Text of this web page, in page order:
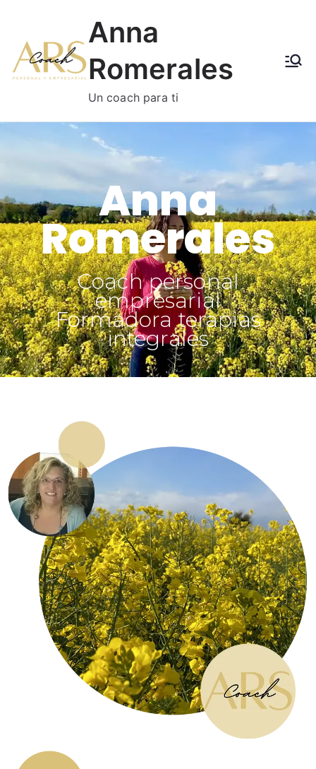
Anna
Romerales
Un coach para ti
Anna
Romerales
Coach personal
empresarial
Formadora terapias
integrales